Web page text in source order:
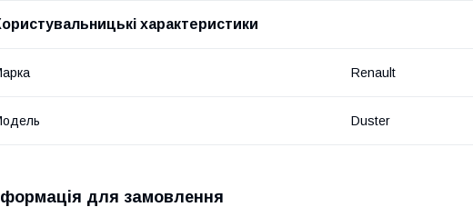
характеристики
Renault
Duster
для замовлення